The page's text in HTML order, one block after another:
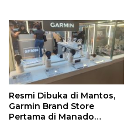
Resmi Dibuka di Mantos,
Garmin Brand Store
Pertama di Manado